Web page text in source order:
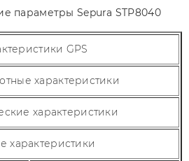
GPS
характеристики
характеристики
параметры Sepura STP8040
характеристики